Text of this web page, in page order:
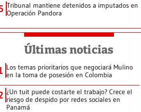
Tribunal mantiene detenidos a imputados en
Operación Pandora
Últimas noticias
Los temas prioritarios que negociará Mulino
en la toma de posesión en Colombia
¿Un tuit puede costarte el trabajo? Crece el
riesgo de despido por redes sociales en
Panamá